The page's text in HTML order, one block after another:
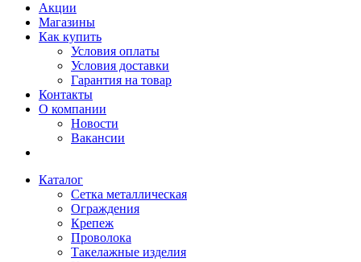
Акции
Магазины
Как купить
Условия оплаты
Условия доставки
Гарантия на товар
Контакты
О компании
Новости
Вакансии
Каталог
Сетка металлическая
Ограждения
Крепеж
Проволока
Такелажные изделия